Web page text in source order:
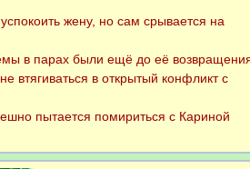
жену, но сам срывается на
в парах были ещё до её
втягиваться в открытый конфликт с
пытается помириться с Кариной